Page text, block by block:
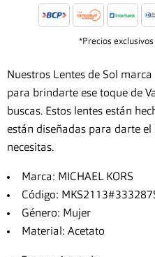
*Precios
Nuestros Lentes de Sol
para brindarte ese toque de
buscas. Estos lentes están
están diseñadas para darte
necesitas.
Marca: MICHAEL KORS
Código:
Género: Mujer
Material: Acetato